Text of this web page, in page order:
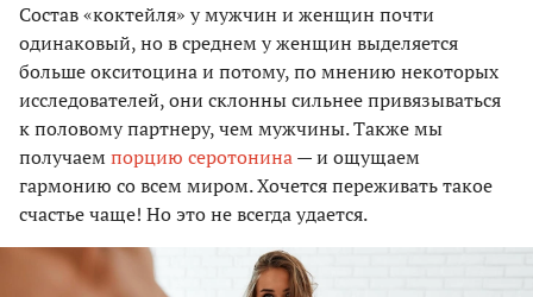
Состав «коктейля» у мужчин и женщин почти
одинаковый, но в среднем у женщин выделяется
больше окситоцина и потому, по мнению некоторых
исследователей, они склонны сильнее привязываться
к половому партнеру, чем мужчины. Также мы
получаемпорцию серотонина— и ощущаем
гармонию со всем миром. Хочется переживать такое
счастье чаще! Но это не всегда удается.